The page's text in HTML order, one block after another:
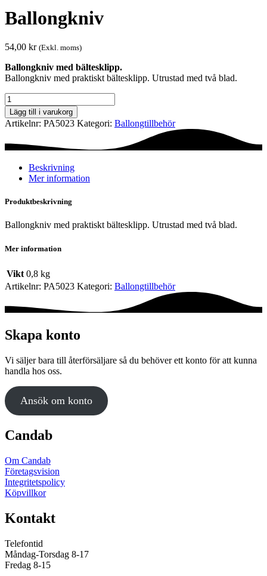
Ballongkniv
54,00 kr (Exkl. moms)
Ballongkniv med bältesklipp.
Ballongkniv med praktiskt bältesklipp. Utrustad med två blad.
Ballongkniv
mängd
Lägg till i varukorg
Artikelnr: PA5023 Kategori: Ballong­tillbehör
Beskrivning
Mer information
Produktbeskrivning
Ballongkniv med praktiskt bältesklipp. Utrustad med två blad.
Mer information
Vikt 0,8 kg
Artikelnr: PA5023 Kategori: Ballong­tillbehör
Skapa konto
Vi säljer bara till återförsäljare så du behöver ett konto för att kunna
handla hos oss.
Ansök om konto
Candab
Om Candab
Företagsvision
Integritetspolicy
Köpvillkor
Kontakt
Telefontid
Måndag-Torsdag 8-17
Fredag 8-15